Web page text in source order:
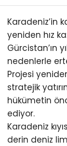
Karadeniz’in
yeniden hız
Gürcistan’ın
nedenlerle
Projesi
stratejik
hükümetin
ediyor.
Karadeniz
derin deniz